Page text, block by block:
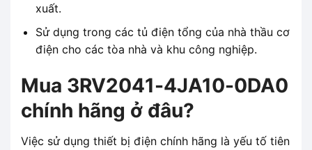
xuất.
Sử dụng trong các tủ điện tổng của nhà thầu cơ
điện cho các tòa nhà và khu công nghiệp.
Mua 3RV2041-4JA10-0DA0
chính hãng ở đâu?
Việc sử dụng thiết bị điện chính hãng là yếu tố tiên